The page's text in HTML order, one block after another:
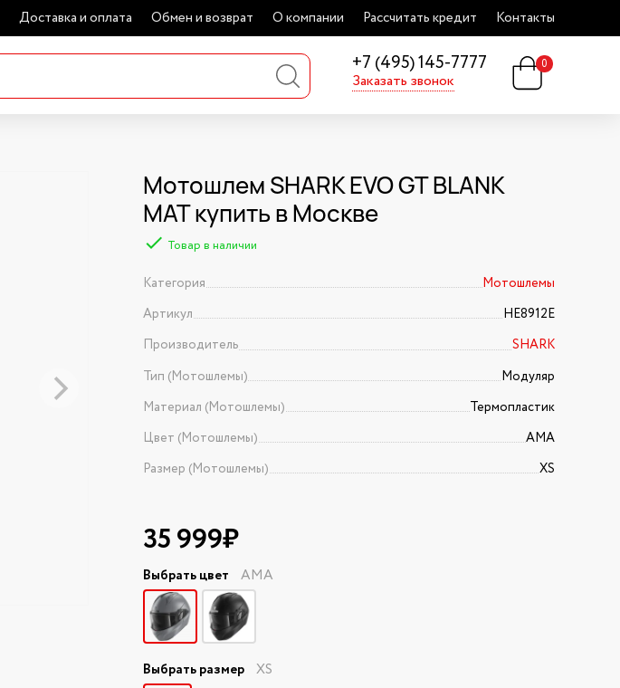
Доставка и оплата Обмен и возврат О компании Рассчитать кредит Контакты
+7 (495) 145-7777
Заказать звонок
0
Мотошлем SHARK EVO GT BLANK
MAT купить в Москве
Товар в наличии
Категория
Мотошлемы
Артикул
HE8912E
Производитель
SHARK
Тип (Мотошлемы)
Модуляр
Материал (Мотошлемы)
Термопластик
Цвет (Мотошлемы)
AMA
Размер (Мотошлемы)
XS
35 999₽
Выбрать цвет AMA
Выбрать размер XS